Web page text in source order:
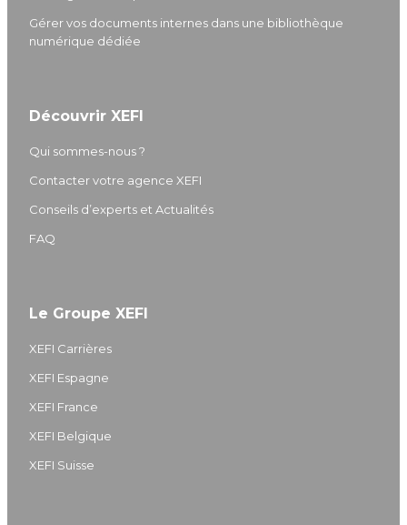
Gérer vos documents internes dans une bibliothèque
numérique dédiée
Découvrir XEFI
Qui sommes-nous ?
Contacter votre agence XEFI
Conseils d’experts et Actualités
FAQ
Le Groupe XEFI
XEFI Carrières
XEFI Espagne
XEFI France
XEFI Belgique
XEFI Suisse